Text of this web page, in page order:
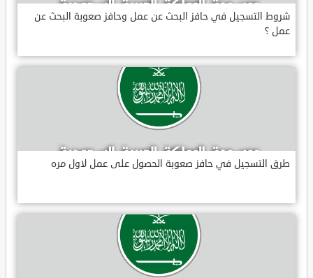
شروط التسجيل في حافز البحث عن عمل وحافز صعوبة البحث عن
عمل ؟
طرق التسجيل في حافز صعوبة الحصول على عمل لاول مره